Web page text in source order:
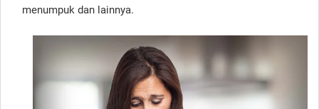
menumpuk dan lainnya.